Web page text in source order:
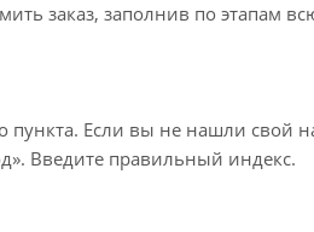
заказ, заполнив по этапам
пункта. Если вы не нашли свой
Введите правильный индекс.